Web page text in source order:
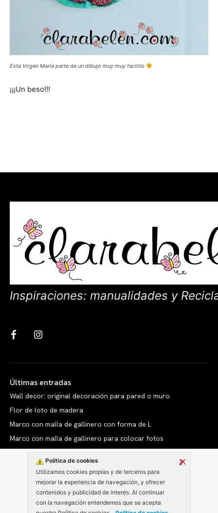
Política de cookies
Utilizamos cookies propias y de terceros para
mejorar la experiencia de navegación, y ofrecer
contenidos y publicidad de interés. Al continuar
con la navegación entendemos que se acepta
Esta Virgen María parte de un dibujo muy muy facilito
¡¡¡Un beso!!!
Inspiraciones: manualidades y
Últimas entradas
Wall decor: original decoración para pared o muro
Flor de loto de madera
Marco con malla de gallinero con forma de L
Marco con malla de gallinero para colocar fotos
Copyright © clarabelen.com